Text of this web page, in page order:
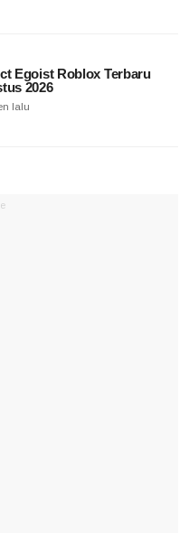
Egoist Roblox Terbaru
2026
lalu